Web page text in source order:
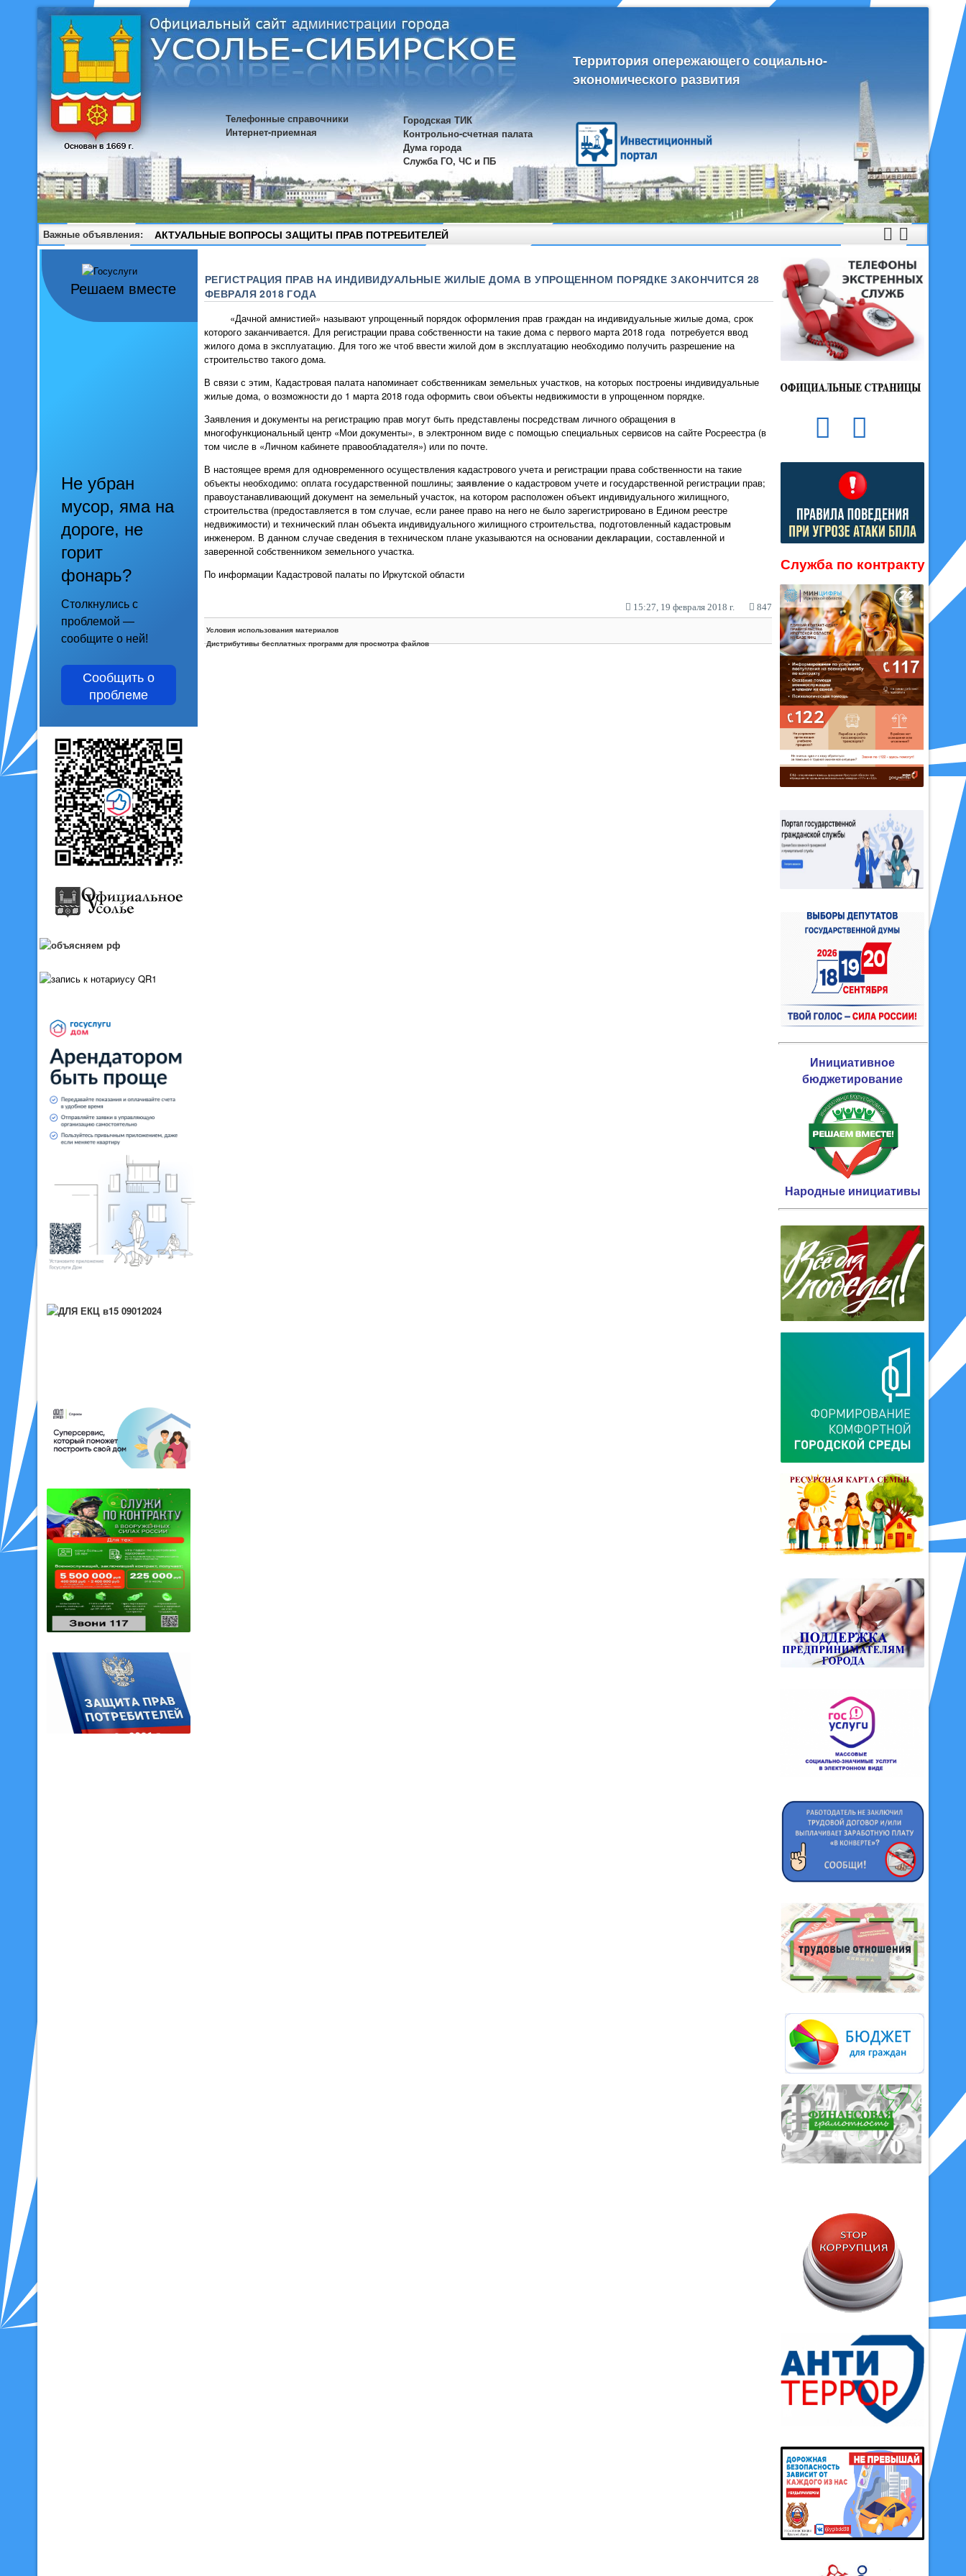
Территория опережающего социально-
экономического развития
Телефонные справочники
Интернет-приемная
Городская ТИК
Контрольно-счетная палата
Дума города
Служба ГО, ЧС и ПБ
Важные объявления: АКТУАЛЬНЫЕ ВОПРОСЫ ЗАЩИТЫ ПРАВ ПОТРЕБИТЕЛЕЙ
Решаем вместе
Не убран
мусор, яма на
дороге, не
горит
фонарь?
Столкнулись с
проблемой —
сообщите о ней!
Сообщить о
проблеме
РЕГИСТРАЦИЯ ПРАВ НА ИНДИВИДУАЛЬНЫЕ ЖИЛЫЕ ДОМА В УПРОЩЕННОМ ПОРЯДКЕ ЗАКОНЧИТСЯ 28
ФЕВРАЛЯ 2018 ГОДА
«Дачной амнистией» называют упрощенный порядок оформления прав граждан на индивидуальные жилые дома, срок
которого заканчивается. Для регистрации права собственности на такие дома с первого марта 2018 года потребуется ввод
жилого дома в эксплуатацию. Для того же чтоб ввести жилой дом в эксплуатацию необходимо получить разрешение на
строительство такого дома.
В связи с этим, Кадастровая палата напоминает собственникам земельных участков, на которых построены индивидуальные
жилые дома, о возможности до 1 марта 2018 года оформить свои объекты недвижимости в упрощенном порядке.
Заявления и документы на регистрацию прав могут быть представлены посредствам личного обращения в
многофункциональный центр «Мои документы», в электронном виде с помощью специальных сервисов на сайте Росреестра (в
том числе в «Личном кабинете правообладателя») или по почте.
В настоящее время для одновременного осуществления кадастрового учета и регистрации права собственности на такие
объекты необходимо: оплата государственной пошлины; заявление о кадастровом учете и государственной регистрации прав;
правоустанавливающий документ на земельный участок, на котором расположен объект индивидуального жилищного,
строительства (предоставляется в том случае, если ранее право на него не было зарегистрировано в Едином реестре
недвижимости) и технический план объекта индивидуального жилищного строительства, подготовленный кадастровым
инженером. В данном случае сведения в техническом плане указываются на основании декларации, составленной и
заверенной собственником земельного участка.
По информации Кадастровой палаты по Иркутской области
15:27, 19 февраля 2018 г. 847
Условия использования материалов
Дистрибутивы бесплатных программ для просмотра файлов
Служба по контракту
Инициативное
бюджетирование
Народные инициативы